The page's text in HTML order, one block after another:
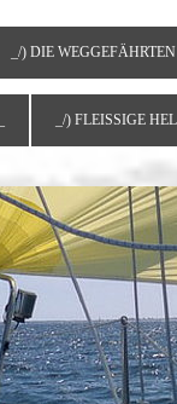
_/) DIE
_/) FLEISSIGE